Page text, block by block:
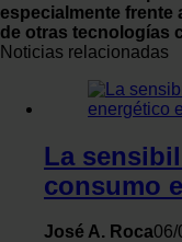
sitio web con
análisis web,
les haya
haya hecho de sus
especialmente frente
de otras tecnologías
Noticias relacionadas
La
consumo
José A. Roca06/